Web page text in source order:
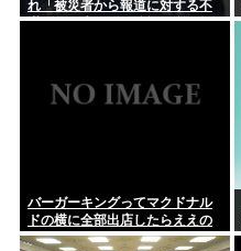
れ「被災者から報道に対する不
満が県に来てる、遺族の所に押
バーガーキングってマクドナル
ドの横に全部出店したらええの
にな